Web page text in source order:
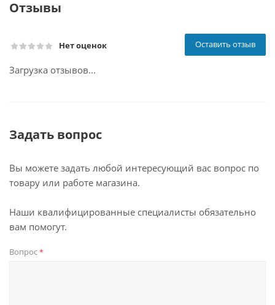
Отзывы
Нет оценок Оставить отзыв
Загрузка отзывов...
Задать вопрос
Вы можете задать любой интересующий вас вопрос по
товару или работе магазина.
Наши квалифицированные специалисты обязательно
вам помогут.
Вопрос*